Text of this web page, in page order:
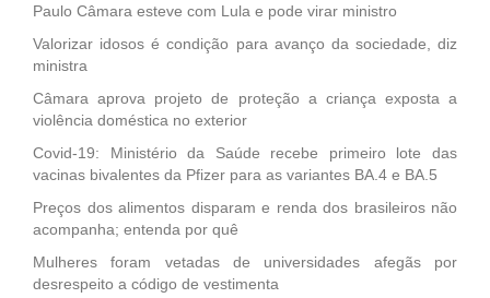
Paulo Câmara esteve com Lula e pode virar ministro
Valorizar idosos é condição para avanço da sociedade, diz
ministra
Câmara aprova projeto de proteção a criança exposta a
violência doméstica no exterior
Covid-19: Ministério da Saúde recebe primeiro lote das
vacinas bivalentes da Pfizer para as variantes BA.4 e BA.5
Preços dos alimentos disparam e renda dos brasileiros não
acompanha; entenda por quê
Mulheres foram vetadas de universidades afegãs por
desrespeito a código de vestimenta